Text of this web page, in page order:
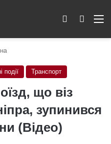
Пошук
Switch skin
події Транспорт
що віз
зупинився
(Відео)